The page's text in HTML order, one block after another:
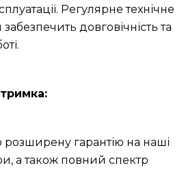
Регулярне технічне
довговічність та
гарантію на наші
а також повний спектр